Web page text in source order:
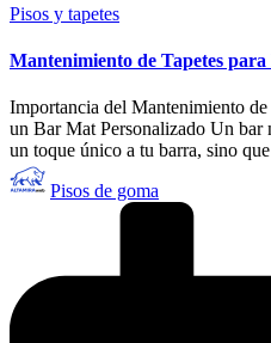
Publicado
Pisos y tapetes
Mantenimiento de Tapetes
Importancia del Mantenimiento
un Bar Mat Personalizado Un bar
un toque único a tu barra, sino
Publicado
por
Pisos de goma